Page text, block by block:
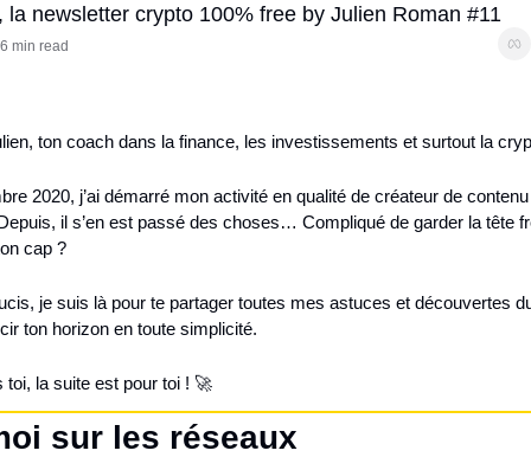
la newsletter crypto 100% free by Julien Roman #11
min read
ton coach dans la finance, les investissements et surtout la
2020, j’ai démarré mon activité en qualité de créateur de
il s’en est passé des choses… Compliqué de garder la tête
cap ?
je suis là pour te partager toutes mes astuces et découvertes
ton horizon en toute simplicité.
toi, la suite est pour toi ! 🚀
sur les réseaux